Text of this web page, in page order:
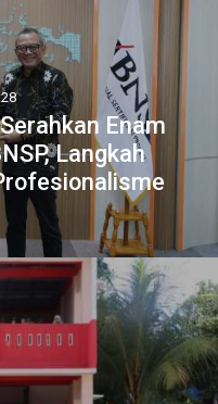
Enam
Langkah